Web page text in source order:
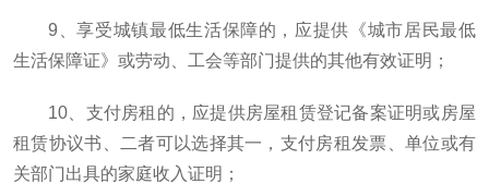
9、享受城镇最低生活保障的，应提供《城市居民最低
生活保障证》或劳动、工会等部门提供的其他有效证明；
10、支付房租的，应提供房屋租赁登记备案证明或房屋
租赁协议书、二者可以选择其一，支付房租发票、单位或有
关部门出具的家庭收入证明；